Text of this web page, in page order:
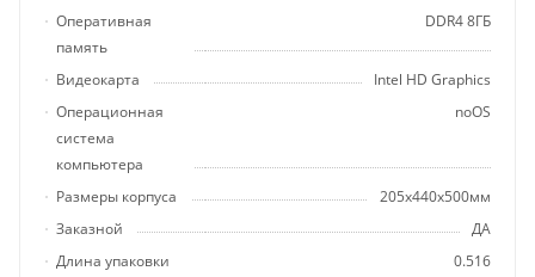
Оперативная
память
DDR4 8ГБ
Видеокарта
Intel HD Graphics
Операционная
система
компьютера
noOS
Размеры корпуса
205x440x500мм
Заказной
ДА
Длина упаковки
0.516